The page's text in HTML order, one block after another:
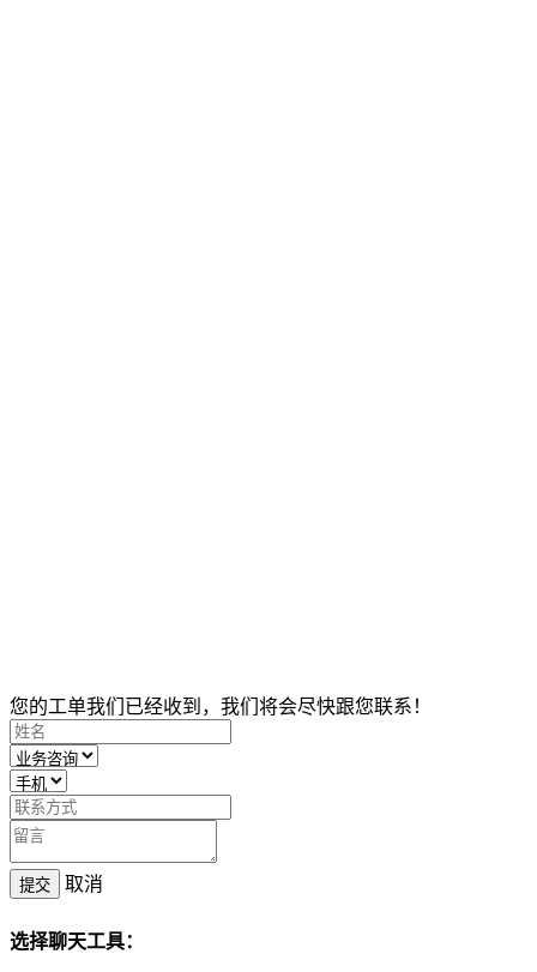
您的工单我们已经收到，我们将会尽快跟您联系！
提交 取消
选择聊天工具：